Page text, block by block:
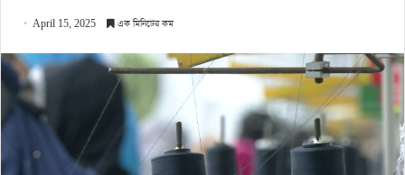
April 15, 2025 এক মিনিটের কম